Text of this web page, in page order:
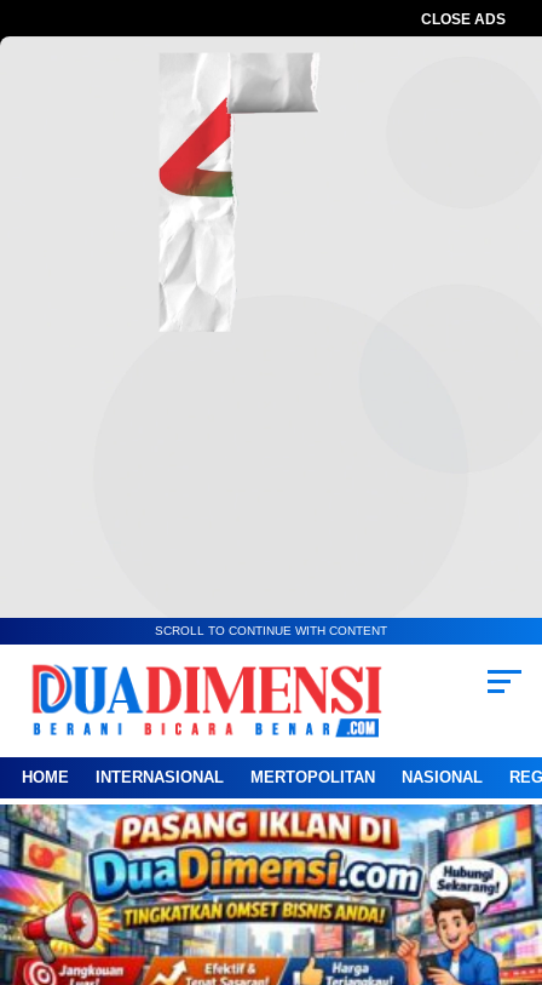
CLOSE ADS
SCROLL TO CONTINUE WITH CONTENT
HOME INTERNASIONAL MERTOPOLITAN NASIONAL
Baca Juga :
Respon Cepat Polisi! Pelaku
Pelecehan Seksual yang Viral di Instagram